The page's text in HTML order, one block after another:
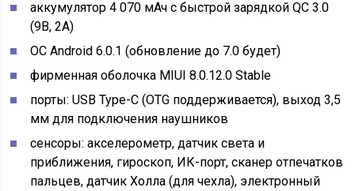
аккумулятор 4 070 мАч с быстрой зарядкой QC 3.0
(9В, 2А)
ОС Android 6.0.1 (обновление до 7.0 будет)
фирменная оболочка MIUI 8.0.12.0 Stable
порты: USB Type-C (OTG поддерживается), выход 3,5
мм для подключения наушников
сенсоры: акселерометр, датчик света и
приближения, гироскоп, ИК-порт, сканер отпечатков
пальцев, датчик Холла (для чехла), электронный